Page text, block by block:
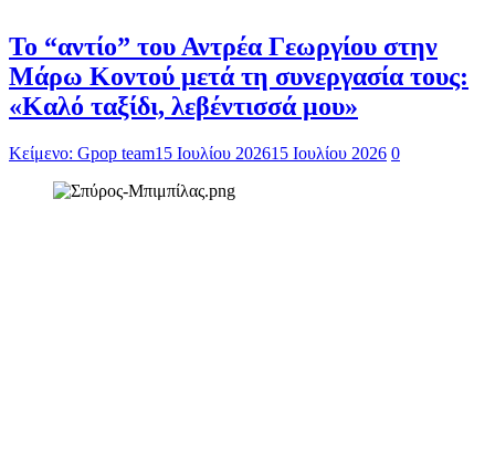
Το “αντίο” του Αντρέα Γεωργίου στην
Μάρω Κοντού μετά τη συνεργασία τους:
«Καλό ταξίδι, λεβέντισσά μου»
Κείμενο: Gpop team15 Ιουλίου 202615 Ιουλίου 2026 0